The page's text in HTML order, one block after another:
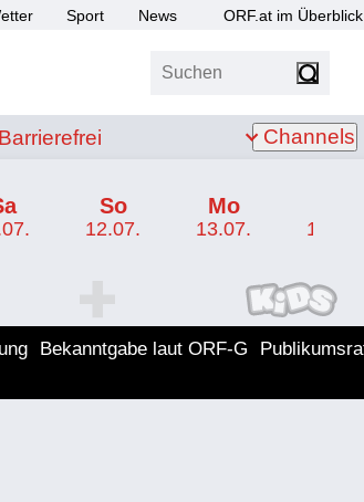
Sport News ORF.at im Überblick
Suchen
Barrierefrei
Barrierefrei Channels
So
12.07.
Mo
13.07. 14.07.
ORF KIDS Programm
Bekanntgabe laut ORF-G